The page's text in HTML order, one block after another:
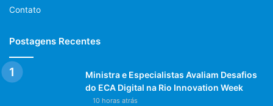
Contato
Postagens Recentes
Ministra e Especialistas Avaliam Desafios
do ECA Digital na Rio Innovation Week
10 horas atrás